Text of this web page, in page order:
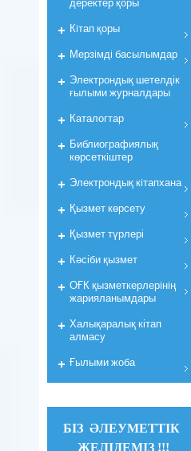
Кiтап қоры
Мерзiмдi басылымдар
Электрондық шетелдік
ғылыми журналдары
Каталогтар
Библиографиялық
көрсеткiштер
Электрондық кiтапхана
Қызмет көрсету
Қызмет түрлері
Кәсіби қызмет
ОҒК қызметкерлерiнiң
жарияланымдары
Халықаралық кітап
алмасу
Ғылыми жоба
БІЗ ӘЛЕУМЕТТІК
ЖЕЛІДЕМІЗ !!!